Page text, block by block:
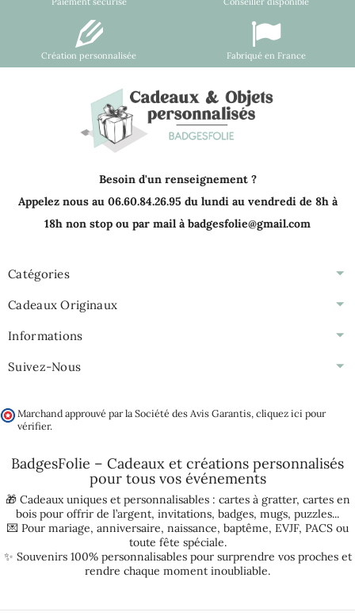
Création personnalisée Fabriqué en France
Besoin d'un renseignement ?
Appelez nous au 06.60.84.26.95 du lundi au vendredi de 8h à
18h non stop ou par mail à badgesfolie@gmail.com
Catégories
Cadeaux Originaux
Informations
Suivez-Nous
Marchand approuvé par la Société des Avis Garantis, cliquez ici pour
vérifier.
BadgesFolie – Cadeaux et créations personnalisés
pour tous vos événements
🎁 Cadeaux uniques et personnalisables : cartes à gratter, cartes en
bois pour offrir de l’argent, invitations, badges, mugs, puzzles...
💌 Pour mariage, anniversaire, naissance, baptême, EVJF, PACSou
toute fête spéciale.
✨ Souvenirs 100% personnalisables pour surprendre vos proches et
rendre chaque moment inoubliable.